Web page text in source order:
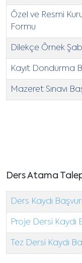
Özel ve Resmi
Formu
Dilekçe Örnek
Kayıt Dondurma
Mazeret Sınavı
Ders Atama
Ders Kaydı
Proje Dersi Kaydı
Tez Dersi Kaydı